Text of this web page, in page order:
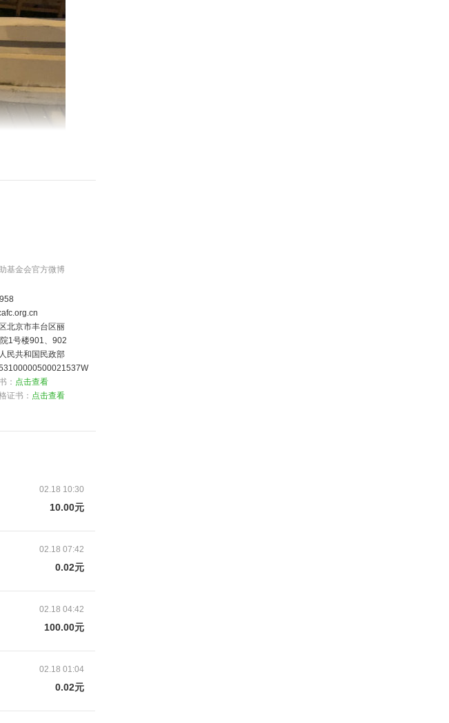
个月输丙球维
脐带血移植来至
子的情况越来
还有人肯再借给
基金会官方微博
北京市丰台区丽
1号楼901、902
民共和国民政部
： 点击查看
证书： 点击查看
02.18 10:30
10.00元
02.18 07:42
0.02元
02.18 04:42
100.00元
02.18 01:04
0.02元